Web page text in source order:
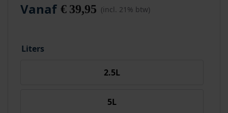
Vanaf €39,95 (incl. 21% btw)
Liters
2.5L
5L